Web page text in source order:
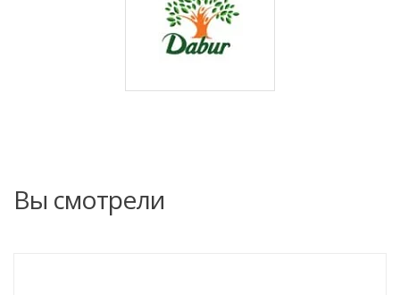
Вы смотрели